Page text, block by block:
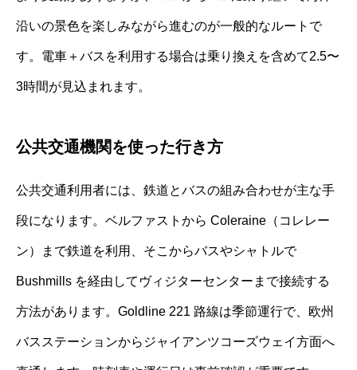
沿いの景色を楽しみながら進むのが一般的なルートで
す。電車＋バスを利用する場合は乗り換えを含めて2.5〜
3時間が見込まれます。
公共交通機関を使った行き方
公共交通利用者には、鉄道とバスの組み合わせが主な手
段になります。ベルファストから Coleraine（コレレー
ン）まで鉄道を利用、そこからバスやシャトルで
Bushmills を経由してヴィジターセンターまで接続する
方法があります。Goldline 221 路線は季節運行で、欧州
バスステーションからジャイアンツコーズウェイ方面へ